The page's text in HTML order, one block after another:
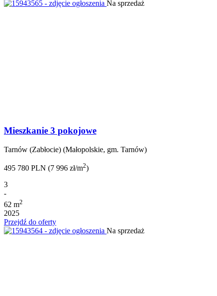
Na sprzedaż
Mieszkanie 3 pokojowe
Tarnów (Zabłocie) (Małopolskie, gm. Tarnów)
495 780 PLN (7 996 zł/m2)
3
-
62 m2
2025
Przejdź do oferty
Na sprzedaż